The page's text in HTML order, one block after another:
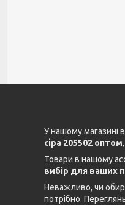
У нашому магазині
сіра 205502 оптом
Товари в нашому
вибір для ваших
Неважливо, чи
потрібно.